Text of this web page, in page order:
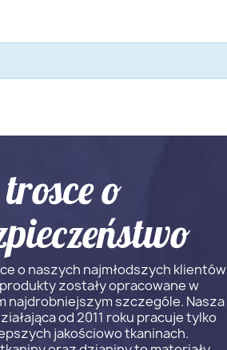
o
o naszych najmłodszych klientów
zostały opracowane w
najdrobniejszym szczególe. Nasza
od 2011 roku pracuje tylko
jakościowo tkaninach.